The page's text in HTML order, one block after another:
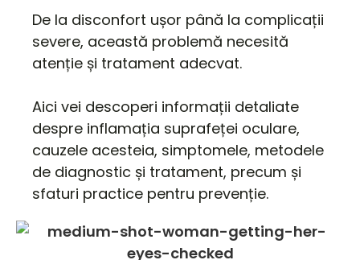
De la disconfort ușor până la complicații
severe, această problemă necesită
atenție și tratament adecvat.
Aici vei descoperi informații detaliate
despre inflamația suprafeței oculare,
cauzele acesteia, simptomele, metodele
de diagnostic și tratament, precum și
sfaturi practice pentru prevenție.